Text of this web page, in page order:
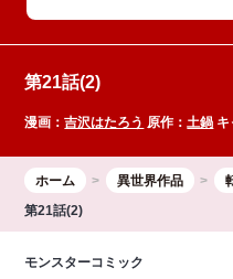
第21話(2)
漫画：吉沢はたろう 原作：土鍋
ホーム 異世界作品
第21話(2)
モンスターコミック